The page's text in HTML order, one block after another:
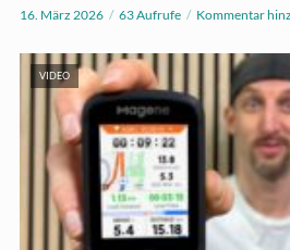
16. März 2026 63 Aufrufe Kommentar
VIDEO